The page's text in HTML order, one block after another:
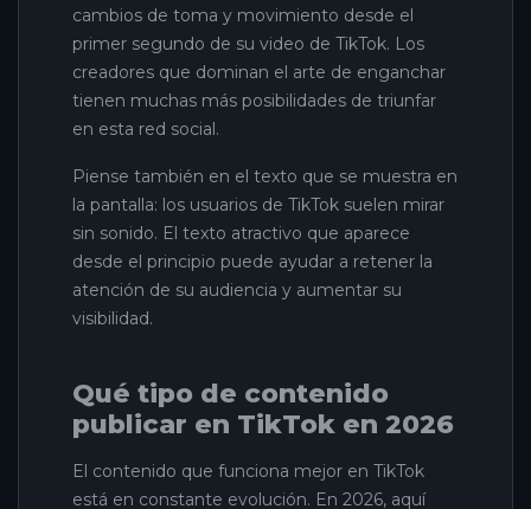
cambios de toma y movimiento desde el
primer segundo de su video de TikTok. Los
creadores que dominan el arte de enganchar
tienen muchas más posibilidades de triunfar
en esta red social.
Piense también en el texto que se muestra en
la pantalla: los usuarios de TikTok suelen mirar
sin sonido. El texto atractivo que aparece
desde el principio puede ayudar a retener la
atención de su audiencia y aumentar su
visibilidad.
Qué tipo de contenido
publicar en TikTok en 2026
El contenido que funciona mejor en TikTok
está en constante evolución. En 2026, aquí